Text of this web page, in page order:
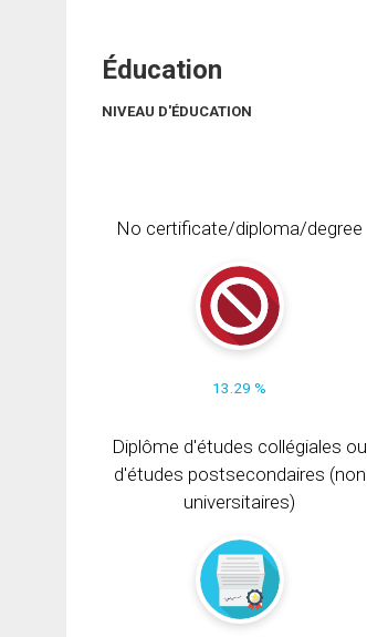
Éducation
NIVEAU D'ÉDUCATION
No certificate/diploma/degree
13.29 %
Diplôme d'études collégiales ou
d'études postsecondaires (non
universitaires)